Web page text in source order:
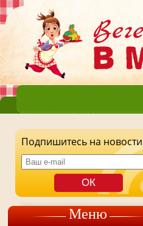
Подпишитесь на новости
Меню